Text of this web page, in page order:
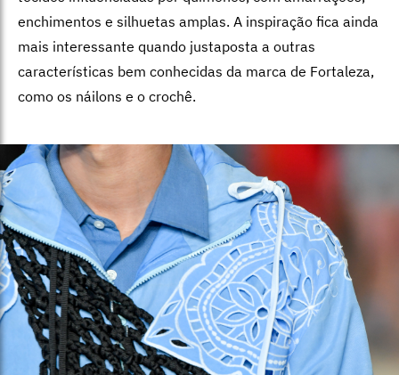
enchimentos e silhuetas amplas. A inspiração fica ainda
mais interessante quando justaposta a outras
características bem conhecidas da marca de Fortaleza,
como os náilons e o crochê.